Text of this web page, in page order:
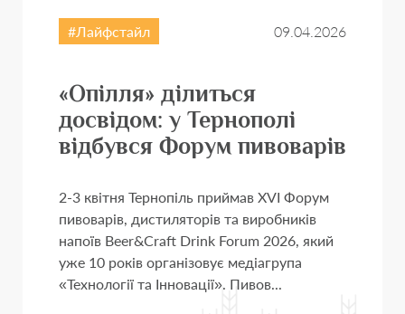
Лайфстайл 09.04.2026
«Опілля» ділиться
досвідом: у Тернополі
відбувся Форум пивоварів
2-3 квітня Тернопіль приймав XVI Форум
пивоварів, дистиляторів та виробників
напоїв Beer&Craft Drink Forum 2026, який
уже 10 років організовує медіагрупа
«Технології та Інновації». Пивов...